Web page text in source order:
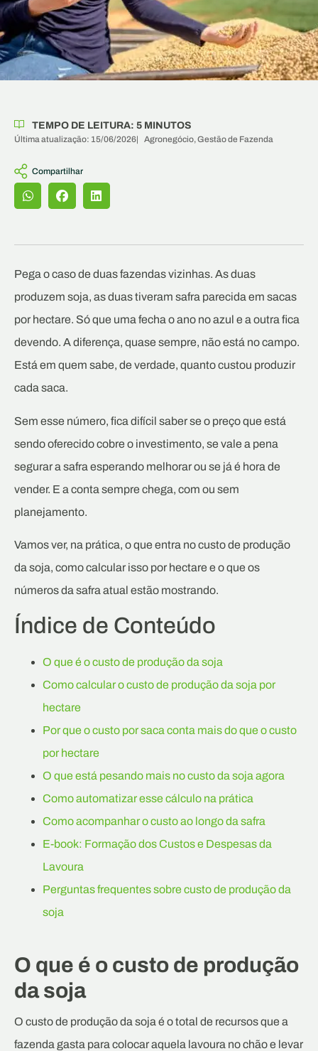
TEMPO DE LEITURA: 5 MINUTOS
Última atualização: 15/06/2026| Agronegócio,Gestão de Fazenda
Compartilhar
Pega o caso de duas fazendas vizinhas. As duas
produzem soja, as duas tiveram safra parecida em sacas
por hectare. Só que uma fecha o ano no azul e a outra fica
devendo. A diferença, quase sempre, não está no campo.
Está em quem sabe, de verdade, quanto custou produzir
cada saca.
Sem esse número, fica difícil saber se o preço que está
sendo oferecido cobre o investimento, se vale a pena
segurar a safra esperando melhorar ou se já é hora de
vender. E a conta sempre chega, com ou sem
planejamento.
Vamos ver, na prática, o que entra no custo de produção
da soja, como calcular isso por hectare e o que os
números da safra atual estão mostrando.
Índice de Conteúdo
O que é o custo de produção da soja
Como calcular o custo de produção da soja por
hectare
Por que o custo por saca conta mais do que o custo
por hectare
O que está pesando mais no custo da soja agora
Como automatizar esse cálculo na prática
Como acompanhar o custo ao longo da safra
E-book: Formação dos Custos e Despesas da
Lavoura
Perguntas frequentes sobre custo de produção da
soja
O que é o custo de produção
da soja
O custo de produção da soja é o total de recursos que a
fazenda gasta para colocar aquela lavoura no chão e levar